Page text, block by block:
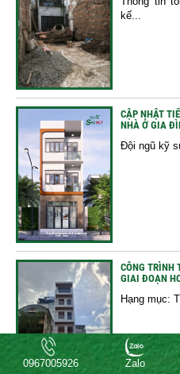
kế...
CẬP NHẬT
NHÀ Ở GIA
Đội ngũ kỹ
CÔNG TRÌNH
GIAI ĐOẠN
Hạng mục:
0967005926 Zalo